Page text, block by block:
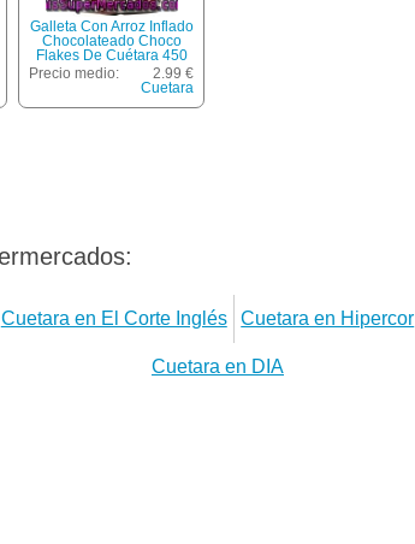
Galleta Con Arroz Inflado
Chocolateado Choco
Flakes De Cuétara 450
Gramos
Precio medio:
2.99 €
Cuetara
Cuetara en El Corte Inglés Cuetara en Hipercor
Cuetara en DIA